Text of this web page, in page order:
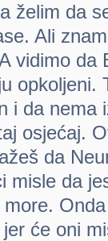
želim da
Ali
vidimo da
opkoljeni.
i da nema
osjećaj.
da
misle da
more.
jer će oni